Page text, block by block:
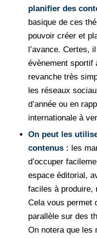
planifier des
basique de ces
pouvoir créer et
l’avance. Certes,
évènement sportif
revanche très
les réseaux
d’année ou en
internationale à
On peut les
contenus : les
d’occuper
espace éditorial,
faciles à produire,
Cela vous permet
parallèle sur des
On notera que les